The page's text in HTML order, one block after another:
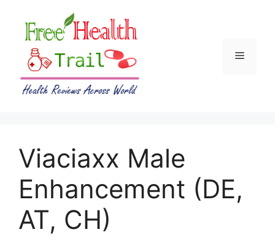
content
Menu
Viaciaxx Male
Enhancement (DE,
AT, CH)